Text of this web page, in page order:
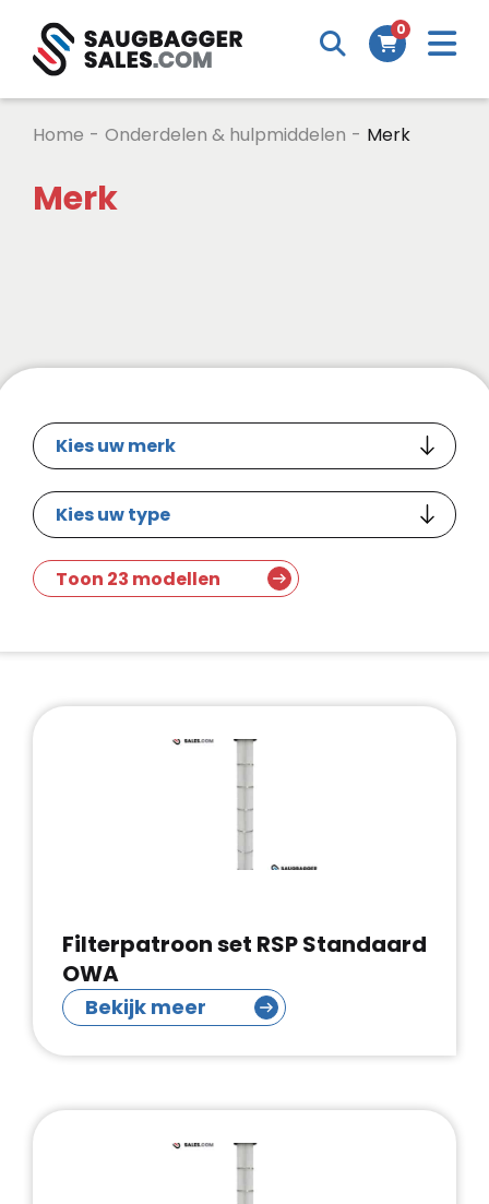
0
Home - Onderdelen & hulpmiddelen - Merk
Merk
Toon 23 modellen
Filterpatroon set RSP Standaard
OWA
Bekijk meer